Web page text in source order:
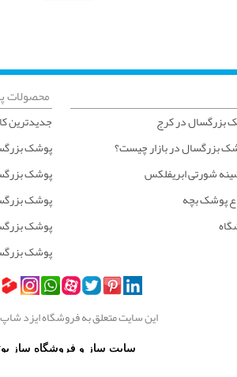
بزرگسال در کرج
بزرگسال در بازار چیست؟
شورتی ابریفلکس
پوشک بچه
محصولات
جدیدترین
پوشک
پوشک
پوشک
پوشک
پوشک
این سایت متعلق به فروشگاه ایزد
سایت ساز و فروشگاه ساز